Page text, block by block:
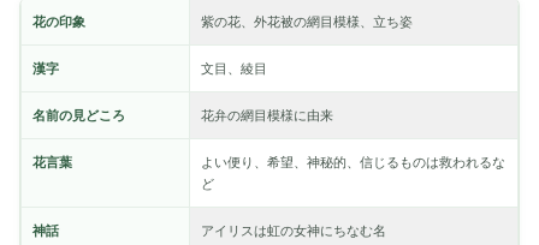
花の印象 紫の花、外花被の網目模様、立ち姿
漢字 文目、綾目
名前の見どころ 花弁の網目模様に由来
花言葉
よい便り、希望、神秘的、信じるものは救われるな
ど
神話 アイリスは虹の女神にちなむ名